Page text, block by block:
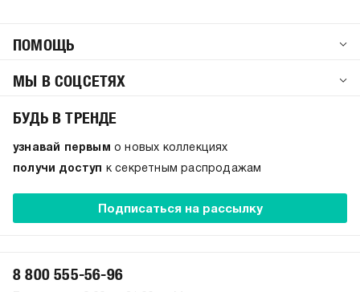
ПОМОЩЬ
МЫ В СОЦСЕТЯХ
БУДЬ В ТРЕНДЕ
узнавай первым о новых коллекциях
получи доступ
к секретным распродажам
Подписаться на рассылку
8 800 555-56-96